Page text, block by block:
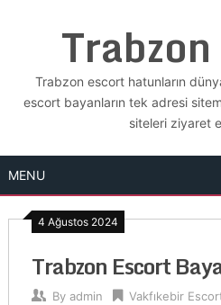
Trabzon escort hatunların
escort bayanların tek adresi
siteleri ziyaret
MENU
4 Ağustos 2024
Trabzon Escort
By admin Vakfıkebir